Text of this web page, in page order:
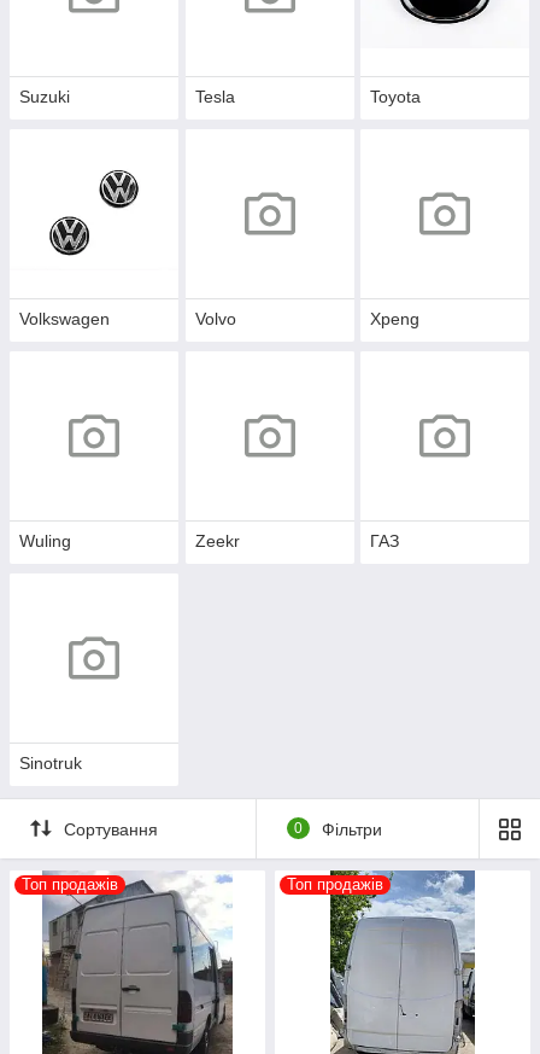
Suzuki Tesla Toyota
Volkswagen Volvo Xpeng
Wuling Zeekr ГАЗ
Sinotruk
Сортування 0 Фільтри
Топ продажів Топ продажів